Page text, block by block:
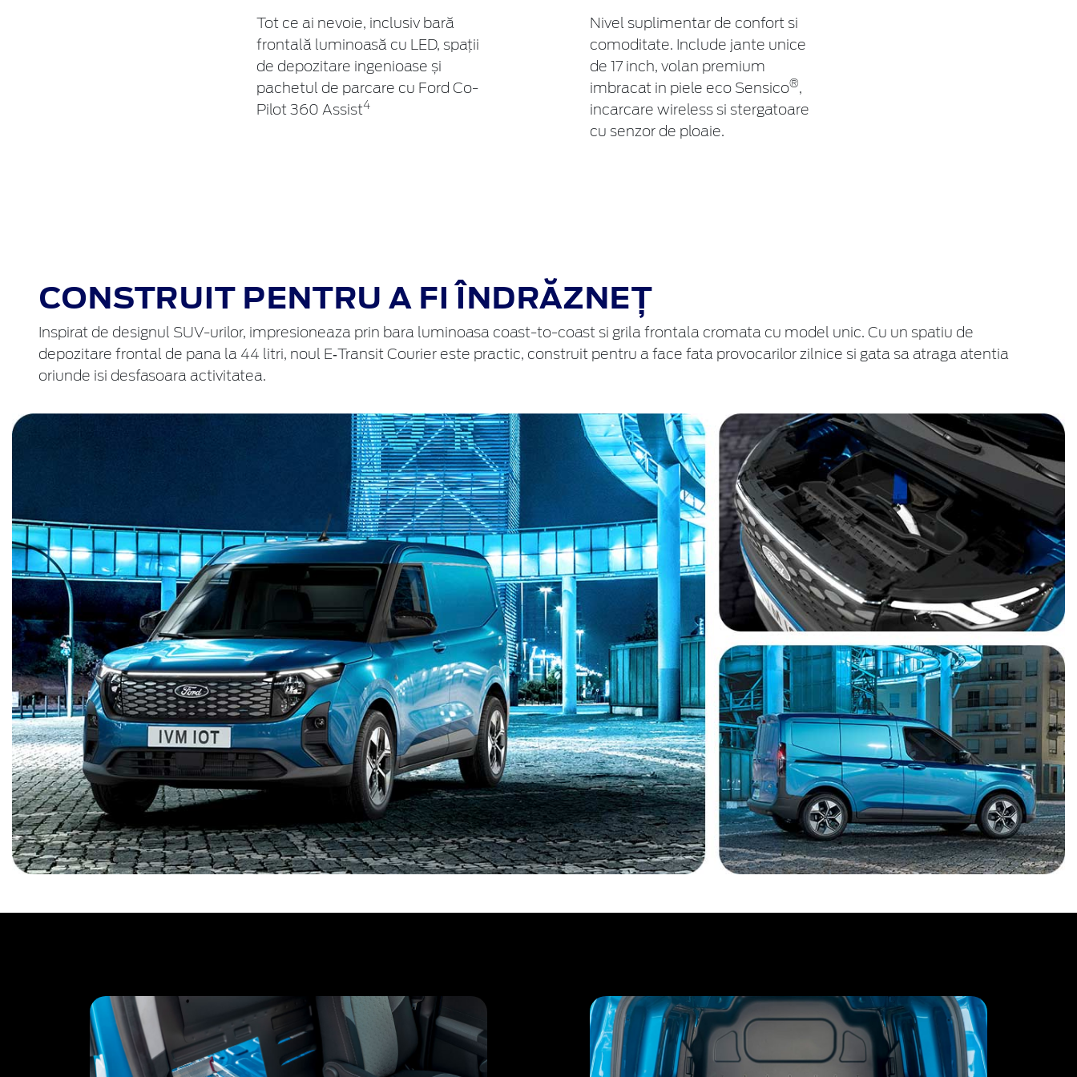
Tot ce ai nevoie, inclusiv bară
frontală luminoasă cu LED, spații
de depozitare ingenioase și
pachetul de parcare cu Ford Co-
Pilot 360 Assist4
Nivel suplimentar de confort si
comoditate. Include jante unice
de 17 inch, volan premium
imbracat in piele eco Sensico®,
incarcare wireless si stergatoare
cu senzor de ploaie.
CONSTRUIT PENTRU A FI ÎNDRĂZNEȚ
Inspirat de designul SUV-urilor, impresioneaza prin bara luminoasa coast-to-coast si grila frontala cromata cu model unic. Cu un spatiu de
depozitare frontal de pana la 44 litri, noul E‑Transit Courier este practic, construit pentru a face fata provocarilor zilnice si gata sa atraga atentia
oriunde isi desfasoara activitatea.